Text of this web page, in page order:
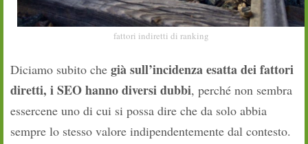
fattori indiretti di ranking
Diciamo subito che già sull’incidenza esatta dei fattori
diretti, i SEO hanno diversi dubbi, perché non sembra
essercene uno di cui si possa dire che da solo abbia
sempre lo stesso valore indipendentemente dal contesto.